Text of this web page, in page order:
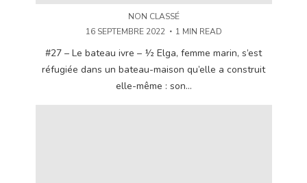
NON CLASSÉ
16 SEPTEMBRE 2022
1 MIN READ
#27 – Le bateau ivre – ½ Elga, femme marin, s’est
réfugiée dans un bateau-maison qu’elle a construit
elle-même : son...